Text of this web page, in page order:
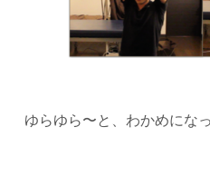
ゆらゆら〜と、わかめにな